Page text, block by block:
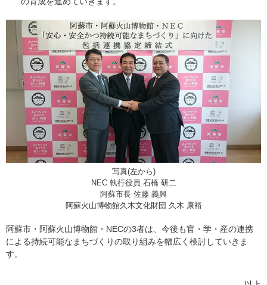
写真(左から)
NEC 執行役員 石橋 研二
阿蘇市長 佐藤 義興
阿蘇火山博物館久木文化財団 久木 康裕
阿蘇市・阿蘇火山博物館・NECの3者は、今後も官・学・産の連携
による持続可能なまちづくりの取り組みを幅広く検討していきま
す。